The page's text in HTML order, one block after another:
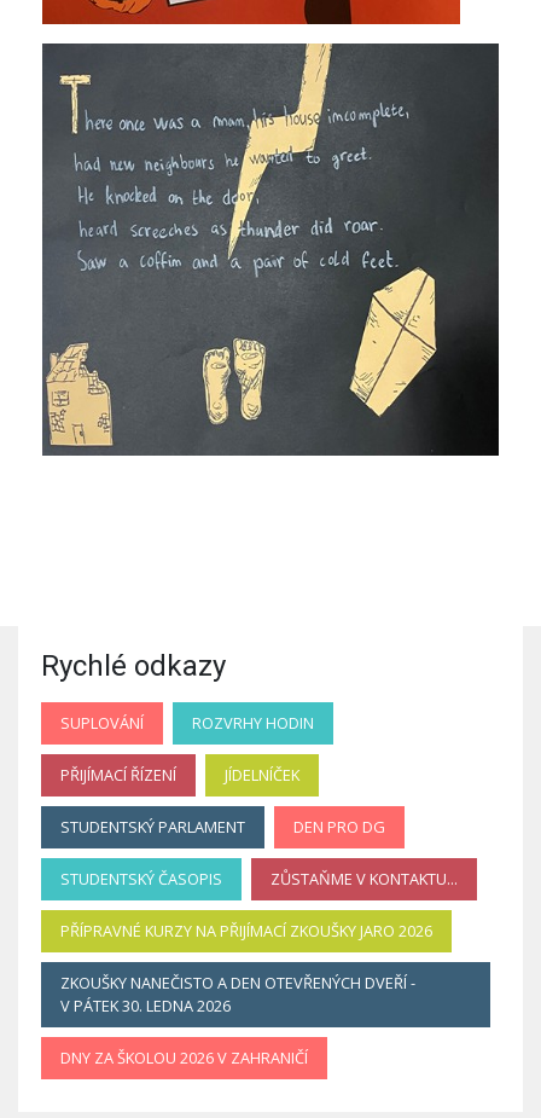
Rychlé odkazy
SUPLOVÁNÍ ROZVRHY HODIN
PŘIJÍMACÍ ŘÍZENÍ JÍDELNÍČEK
STUDENTSKÝ PARLAMENT DEN PRO DG
STUDENTSKÝ ČASOPIS ZŮSTAŇME V KONTAKTU...
PŘÍPRAVNÉ KURZY NA PŘIJÍMACÍ ZKOUŠKY JARO 2026
ZKOUŠKY NANEČISTO A DEN OTEVŘENÝCH DVEŘÍ -
V PÁTEK 30. LEDNA 2026
DNY ZA ŠKOLOU 2026 V ZAHRANIČÍ